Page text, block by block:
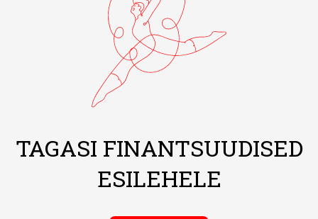
TAGASI FINANTSUUDISED
ESILEHELE